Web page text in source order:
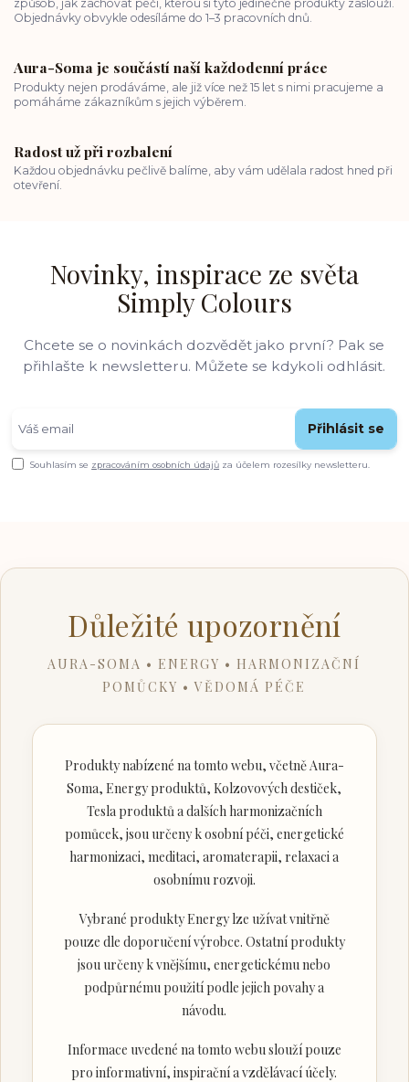
způsob, jak zachovat péči, kterou si tyto jedinečné produkty zaslouží.
Objednávky obvykle odesíláme do 1–3 pracovních dnů.
Aura-Soma je součástí naší každodenní práce
Produkty nejen prodáváme, ale již více než 15 let s nimi pracujeme a
pomáháme zákazníkům s jejich výběrem.
Radost už při rozbalení
Každou objednávku pečlivě balíme, aby vám udělala radost hned při
otevření.
Novinky, inspirace ze světa
Simply Colours
Chcete se o novinkách dozvědět jako první? Pak se
přihlašte k newsletteru. Můžete se kdykoli odhlásit.
Přihlásit se
Souhlasím se zpracováním osobních údajů za účelem rozesílky newsletteru.
Důležité upozornění
AURA-SOMA • ENERGY • HARMONIZAČNÍ
POMŮCKY • VĚDOMÁ PÉČE
Produkty nabízené na tomto webu, včetně Aura-
Soma, Energy produktů, Kolzovových destiček,
Tesla produktů a dalších harmonizačních
pomůcek, jsou určeny k osobní péči, energetické
harmonizaci, meditaci, aromaterapii, relaxaci a
osobnímu rozvoji.
Vybrané produkty Energy lze užívat vnitřně
pouze dle doporučení výrobce. Ostatní produkty
jsou určeny k vnějšímu, energetickému nebo
podpůrnému použití podle jejich povahy a
návodu.
Informace uvedené na tomto webu slouží pouze
pro informativní, inspirační a vzdělávací účely.